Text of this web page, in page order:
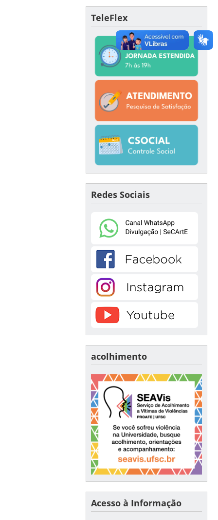
TeleFlex
Redes Sociais
acolhimento
Acesso à Informação